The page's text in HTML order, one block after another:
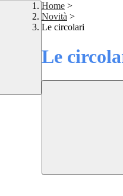
Home >
Novità >
Le circolari
Le